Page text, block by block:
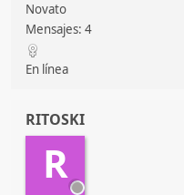
Novato
Mensajes: 4
En línea
RITOSKI
R